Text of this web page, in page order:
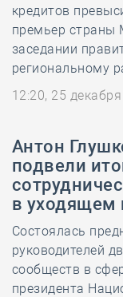
кредитов
премьер страны
заседании
региональному
12:20, 25
Антон
подвели
в уходящем
Состоялась
руководителей
сообществ в
президента